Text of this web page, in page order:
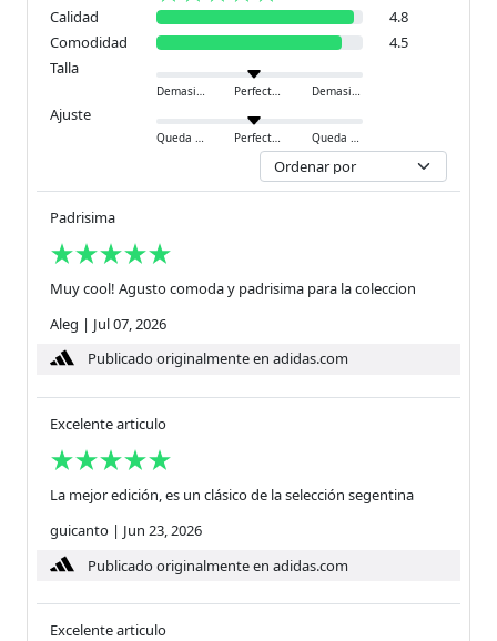
Calidad
4.8
Comodidad
4.5
Talla
Demasiado pequeño Perfecto Demasiado grande
Ajuste
Queda ajustado Perfecto Queda holgado
Padrisima
Muy cool! Agusto comoda y padrisima para la coleccion
Aleg | Jul 07, 2026
Publicado originalmente en adidas.com
Excelente articulo
La mejor edición, es un clásico de la selección segentina
guicanto | Jun 23, 2026
Publicado originalmente en adidas.com
Excelente articulo